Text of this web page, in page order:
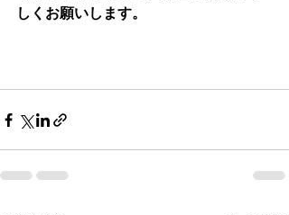
しくお願いします。